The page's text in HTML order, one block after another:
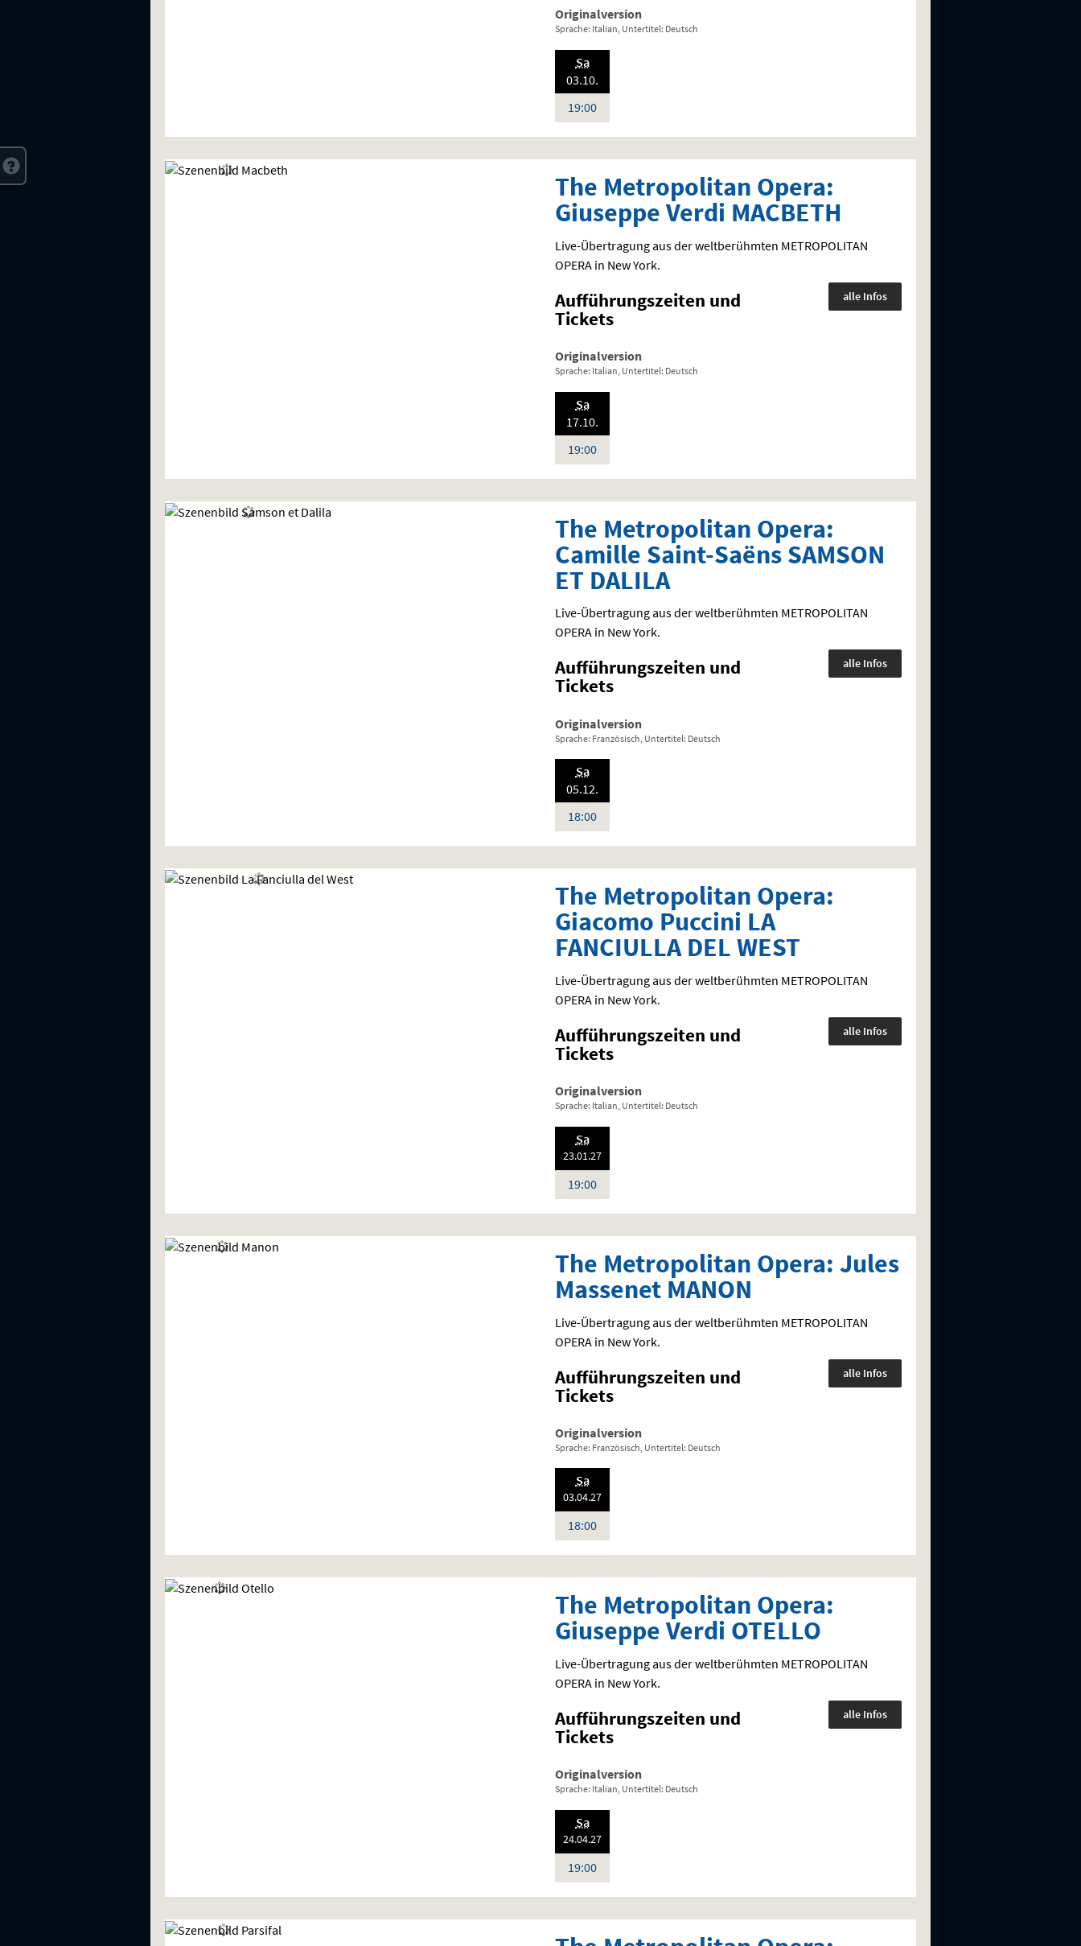
Originalversion
Sprache: Italian, Untertitel: Deutsch
Sa.,
03.10.
19:00Uhr
The Metropolitan Opera:
Giuseppe Verdi MACBETH
Live-Übertragung aus der weltberühmten METROPOLITAN
OPERA in New York.
alle Infos
Aufführungszeiten und
Tickets
Originalversion
Sprache: Italian, Untertitel: Deutsch
Sa.,
17.10.
19:00Uhr
The Metropolitan Opera:
Camille Saint-Saëns SAMSON
ET DALILA
Live-Übertragung aus der weltberühmten METROPOLITAN
OPERA in New York.
alle Infos
Aufführungszeiten und
Tickets
Originalversion
Sprache: Französisch, Untertitel: Deutsch
Sa.,
05.12.
18:00Uhr
The Metropolitan Opera:
Giacomo Puccini LA
FANCIULLA DEL WEST
Live-Übertragung aus der weltberühmten METROPOLITAN
OPERA in New York.
alle Infos
Aufführungszeiten und
Tickets
Originalversion
Sprache: Italian, Untertitel: Deutsch
Sa.,
23.01.20
27:
19:00Uhr
The Metropolitan Opera: Jules
Massenet MANON
Live-Übertragung aus der weltberühmten METROPOLITAN
OPERA in New York.
alle Infos
Aufführungszeiten und
Tickets
Originalversion
Sprache: Französisch, Untertitel: Deutsch
Sa.,
03.04.20
27:
18:00Uhr
The Metropolitan Opera:
Giuseppe Verdi OTELLO
Live-Übertragung aus der weltberühmten METROPOLITAN
OPERA in New York.
alle Infos
Aufführungszeiten und
Tickets
Originalversion
Sprache: Italian, Untertitel: Deutsch
Sa.,
24.04.20
27:
19:00Uhr